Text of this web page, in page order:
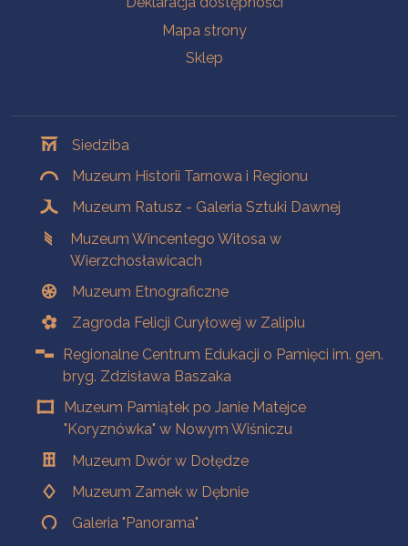
Mapa strony
Sklep
Siedziba
Muzeum Historii Tarnowa i Regionu
Muzeum Ratusz - Galeria Sztuki Dawnej
Muzeum Wincentego Witosa w
Wierzchosławicach
Muzeum Etnograficzne
Zagroda Felicji Curyłowej w Zalipiu
Regionalne Centrum Edukacji o Pamięci im. gen.
bryg. Zdzisława Baszaka
Muzeum Pamiątek po Janie Matejce
"Koryznówka" w Nowym Wiśniczu
Muzeum Dwór w Dołędze
Muzeum Zamek w Dębnie
Galeria "Panorama"